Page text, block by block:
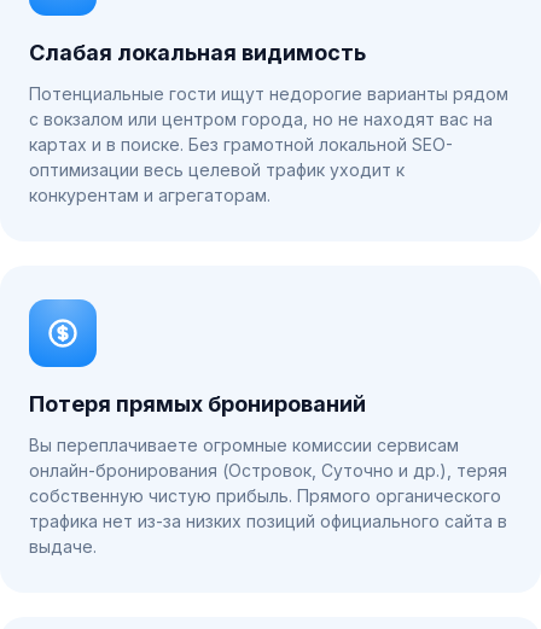
Слабая локальная видимость
Потенциальные гости ищут недорогие варианты рядом
с вокзалом или центром города, но не находят вас на
картах и в поиске. Без грамотной локальной SEO-
оптимизации весь целевой трафик уходит к
конкурентам и агрегаторам.
Потеря прямых бронирований
Вы переплачиваете огромные комиссии сервисам
онлайн-бронирования (Островок, Суточно и др.), теряя
собственную чистую прибыль. Прямого органического
трафика нет из-за низких позиций официального сайта в
выдаче.